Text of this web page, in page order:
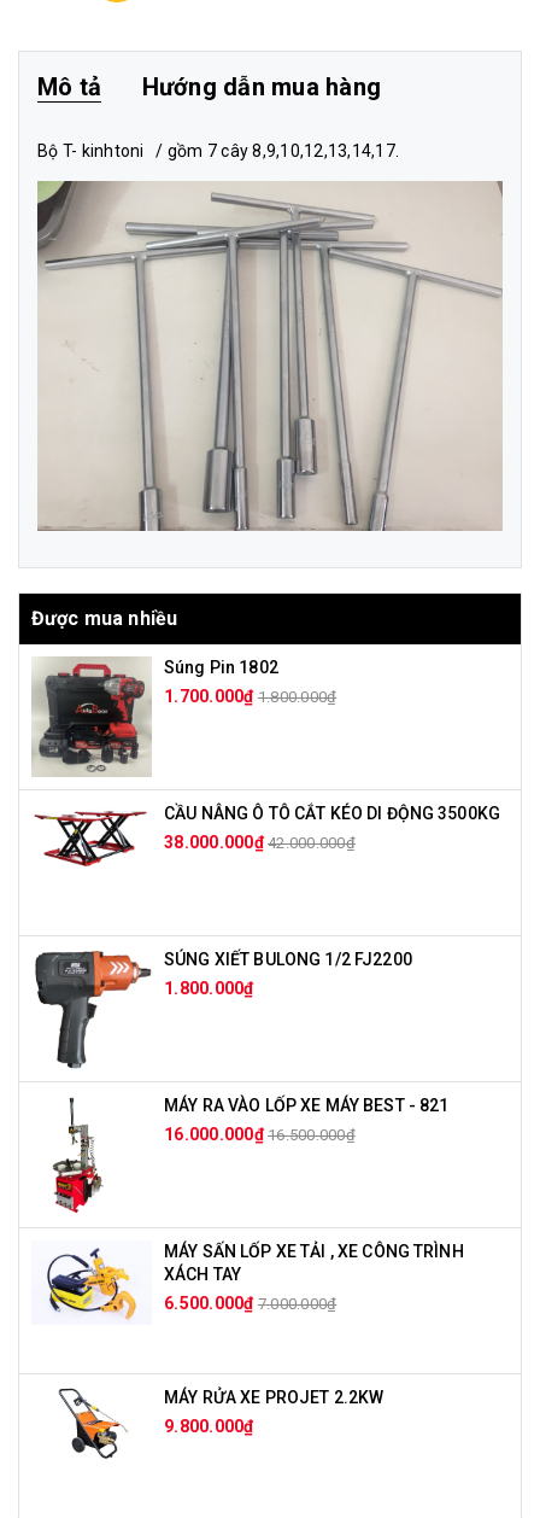
Mô tả Hướng dẫn mua hàng
Bộ T- kinhtoni / gồm 7 cây 8,9,10,12,13,14,17.
Được mua nhiều
Súng Pin 1802
1.700.000₫ 1.800.000₫
CẦU NÂNG Ô TÔ CẮT KÉO DI ĐỘNG 3500KG
38.000.000₫ 42.000.000₫
SÚNG XIẾT BULONG 1/2 FJ2200
1.800.000₫
MÁY RA VÀO LỐP XE MÁY BEST - 821
16.000.000₫ 16.500.000₫
MÁY SẤN LỐP XE TẢI , XE CÔNG TRÌNH
XÁCH TAY
6.500.000₫ 7.000.000₫
MÁY RỬA XE PROJET 2.2KW
9.800.000₫